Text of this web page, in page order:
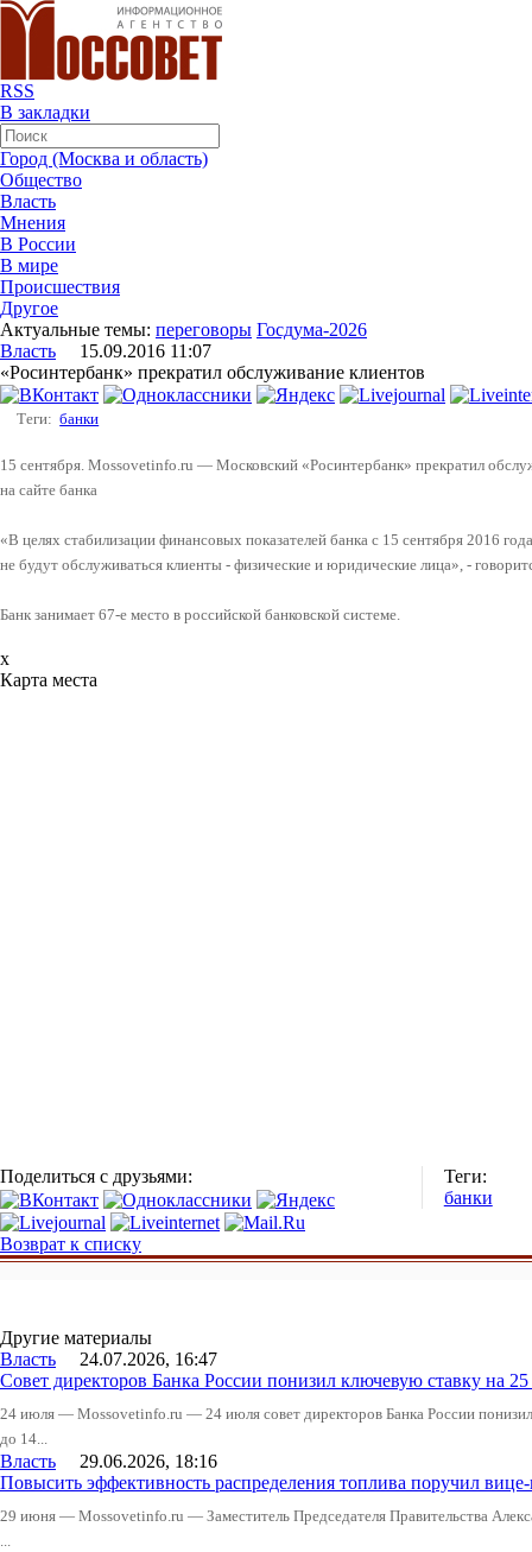
RSS
В закладки
Город (Москва и область)
Общество
Власть
Мнения
В России
В мире
Происшествия
Другое
Актуальные темы: переговоры Госдума-2026
Власть 15.09.2016 11:07
«Росинтербанк» прекратил обслуживание клиентов
Теги: банки
15 сентября. Mossovetinfo.ru — Московский «Росинтербанк» прекратил
на сайте банка
«В целях стабилизации финансовых показателей банка с 15 сентября 2016
не будут обслуживаться клиенты - физические и юридические лица», -
Банк занимает 67-е место в российской банковской системе.
x
Карта места
Поделиться с друзьями:
Теги:
банки
Возврат к списку
Другие материалы
Власть 24.07.2026, 16:47
Совет директоров Банка России понизил ключевую ставку на
24 июля — Mossovetinfo.ru — 24 июля совет директоров Банка России
до 14...
Власть 29.06.2026, 18:16
Повысить эффективность распределения топлива поручил
29 июня — Mossovetinfo.ru — Заместитель Председателя Правительства
...